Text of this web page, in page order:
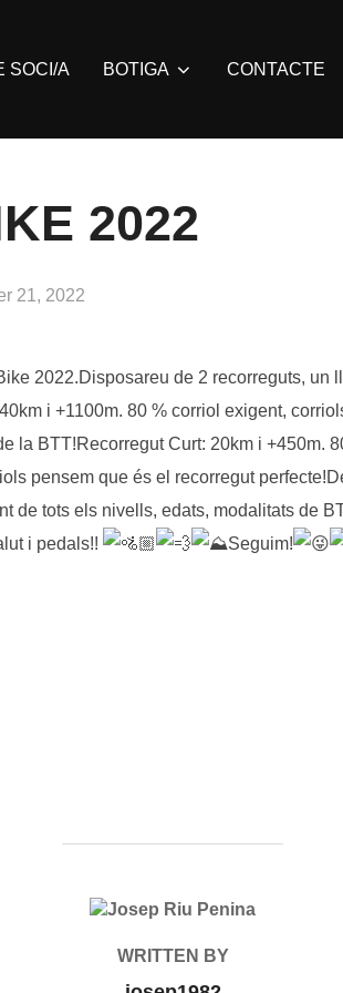
SOCI/A BOTIGA CONTACTE
2022
21, 2022
2022.Disposareu de 2 recorreguts, un
i +1100m. 80 % corriol exigent,
la BTT!Recorregut Curt: 20km i +450m.
pensem que és el recorregut
de tots els nivells, edats, modalitats de
i pedals!!
Seguim!
POST AUTHOR
WRITTEN BY